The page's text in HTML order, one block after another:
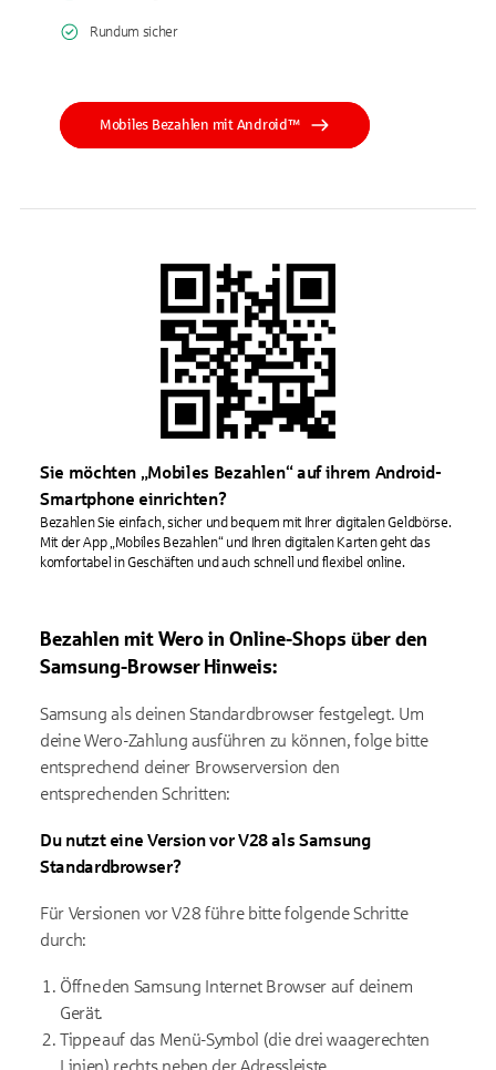
Rundum sicher
Mobiles Bezahlen mit Android™
Sie möchten „Mobiles Bezahlen“ auf ihrem Android-
Smartphone einrichten?
Bezahlen Sie einfach, sicher und bequem mit Ihrer digitalen Geldbörse.
Mit der App „Mobiles Bezahlen“ und Ihren digitalen Karten geht das
komfortabel in Geschäften und auch schnell und flexibel online.
Bezahlen mit Wero in Online-Shops über den
Samsung-Browser Hinweis:
Samsung als deinen Standardbrowser festgelegt. Um
deineWero-Zahlung ausführen zu können, folge bitte
entsprechend deiner Browserversion den
entsprechenden Schritten:
Du nutzt eine Version vor V28als Samsung
Standardbrowser?
Für Versionen vor V28 führe bitte folgende Schritte
durch:
Öffne den Samsung Internet Browser auf deinem
Gerät.
Tippe auf das Menü-Symbol (die drei waagerechten